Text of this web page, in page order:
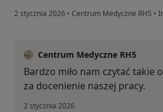
2 stycznia 2026 • Centrum Medyczne RH5 •
Centrum Medyczne RH5
Bardzo miło nam czytać takie
za docenienie naszej pracy.
2 stycznia 2026